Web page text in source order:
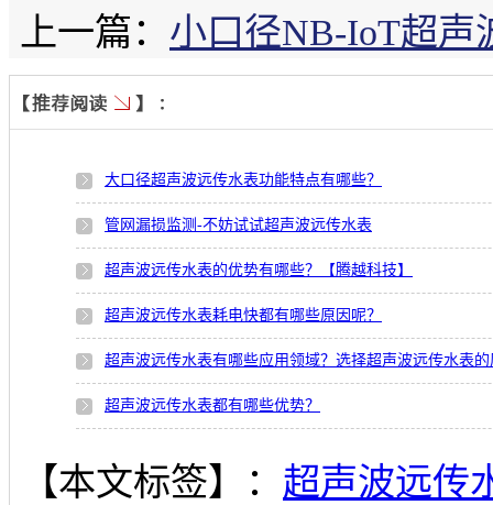
上一篇： 小口径NB-IoT超声
大口径超声波远传水表功能特点有哪些？
管网漏损监测-不妨试试超声波远传水表
超声波远传水表的优势有哪些？【腾越科技】
超声波远传水表耗电快都有哪些原因呢？
超声波远传水表有哪些应用领域？选择超声波远传水表
超声波远传水表都有哪些优势？
【本文标签】： 超声波远传